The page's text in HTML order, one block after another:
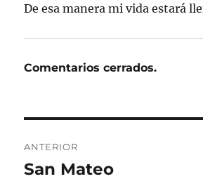
De esa manera mi vida estará
Comentarios cerrados.
de
ANTERIOR
Entrada
San Mateo